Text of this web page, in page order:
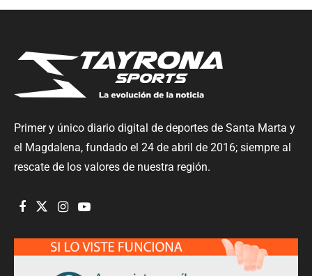
Primer y único diario digital de deportes de Santa Marta y
el Magdalena, fundado el 24 de abril de 2016; siempre al
rescate de los valores de nuestra región.